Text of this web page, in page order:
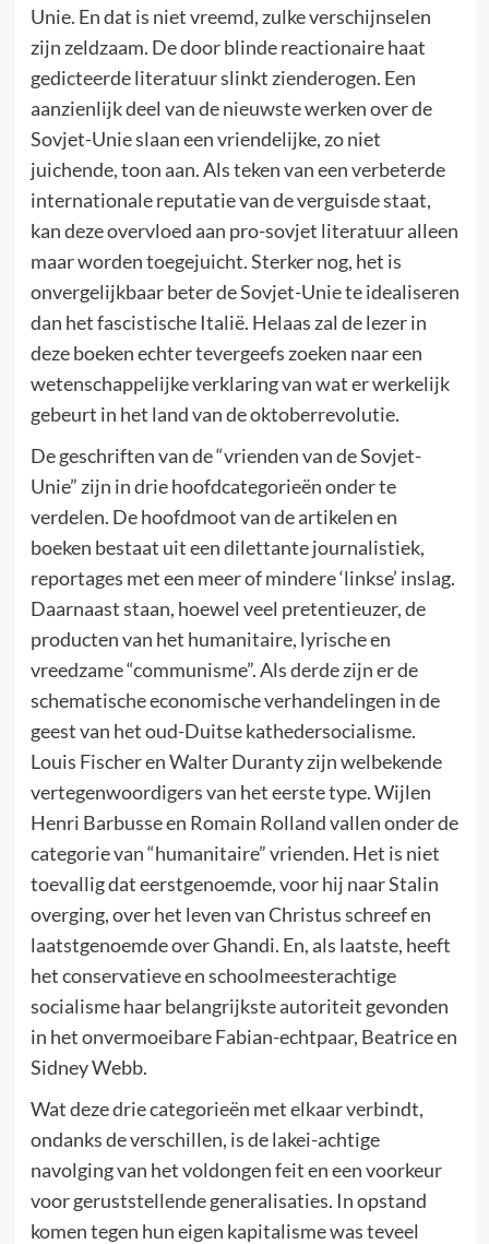
Unie. En dat is niet vreemd, zulke verschijnselen
zijn zeldzaam. De door blinde reactionaire haat
gedicteerde literatuur slinkt zienderogen. Een
aanzienlijk deel van de nieuwste werken over de
Sovjet-Unie slaan een vriendelijke, zo niet
juichende, toon aan. Als teken van een verbeterde
internationale reputatie van de verguisde staat,
kan deze overvloed aan pro-sovjet literatuur alleen
maar worden toegejuicht. Sterker nog, het is
onvergelijkbaar beter de Sovjet-Unie te idealiseren
dan het fascistische Italië. Helaas zal de lezer in
deze boeken echter tevergeefs zoeken naar een
wetenschappelijke verklaring van wat er werkelijk
gebeurt in het land van de oktoberrevolutie.
De geschriften van de “vrienden van de Sovjet-
Unie” zijn in drie hoofdcategorieën onder te
verdelen. De hoofdmoot van de artikelen en
boeken bestaat uit een dilettante journalistiek,
reportages met een meer of mindere ‘linkse’ inslag.
Daarnaast staan, hoewel veel pretentieuzer, de
producten van het humanitaire, lyrische en
vreedzame “communisme”. Als derde zijn er de
schematische economische verhandelingen in de
geest van het oud-Duitse kathedersocialisme.
Louis Fischer en Walter Duranty zijn welbekende
vertegenwoordigers van het eerste type. Wijlen
Henri Barbusse en Romain Rolland vallen onder de
categorie van “humanitaire” vrienden. Het is niet
toevallig dat eerstgenoemde, voor hij naar Stalin
overging, over het leven van Christus schreef en
laatstgenoemde over Ghandi. En, als laatste, heeft
het conservatieve en schoolmeesterachtige
socialisme haar belangrijkste autoriteit gevonden
in het onvermoeibare Fabian-echtpaar, Beatrice en
Sidney Webb.
Wat deze drie categorieën met elkaar verbindt,
ondanks de verschillen, is de lakei-achtige
navolging van het voldongen feit en een voorkeur
voor geruststellende generalisaties. In opstand
komen tegen hun eigen kapitalisme was teveel